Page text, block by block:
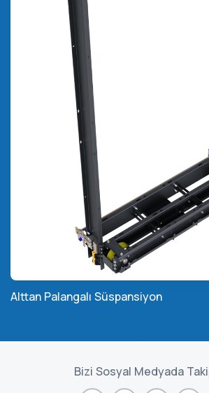
Alttan Palangalı Süspansiyon
Bizi Sosyal Medyada